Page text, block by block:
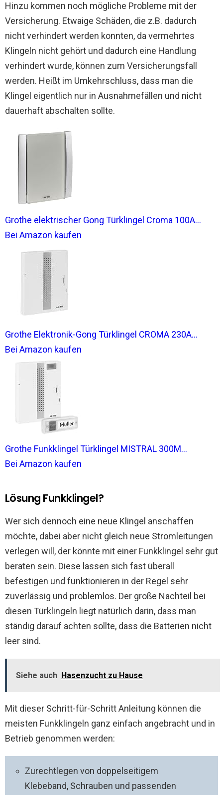
Hinzu kommen noch mögliche Probleme mit der
Versicherung. Etwaige Schäden, die z.B. dadurch
nicht verhindert werden konnten, da vermehrtes
Klingeln nicht gehört und dadurch eine Handlung
verhindert wurde, können zum Versicherungsfall
werden. Heißt im Umkehrschluss, dass man die
Klingel eigentlich nur in Ausnahmefällen und nicht
dauerhaft abschalten sollte.
Grothe elektrischer Gong Türklingel Croma 100A...
Bei Amazon kaufen
Grothe Elektronik-Gong Türklingel CROMA 230A...
Bei Amazon kaufen
Grothe Funkklingel Türklingel MISTRAL 300M...
Bei Amazon kaufen
Lösung Funkklingel?
Wer sich dennoch eine neue Klingel anschaffen
möchte, dabei aber nicht gleich neue Stromleitungen
verlegen will, der könnte mit einer Funkklingel sehr gut
beraten sein. Diese lassen sich fast überall
befestigen und funktionieren in der Regel sehr
zuverlässig und problemlos. Der große Nachteil bei
diesen Türklingeln liegt natürlich darin, dass man
ständig darauf achten sollte, dass die Batterien nicht
leer sind.
Siehe auch Hasenzucht zu Hause
Mit dieser Schritt-für-Schritt Anleitung können die
meisten Funkklingeln ganz einfach angebracht und in
Betrieb genommen werden:
Zurechtlegen von doppelseitigem
Klebeband, Schrauben und passenden